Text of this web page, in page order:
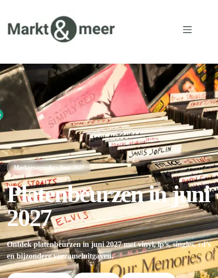
Marktenagenda · Juni 2027
Platenbeurzen in juni
2027
Ontdek platenbeurzen in juni 2027 met vinyl, lp’s, singles, cd’s
en bijzondere verzameluitgaven.